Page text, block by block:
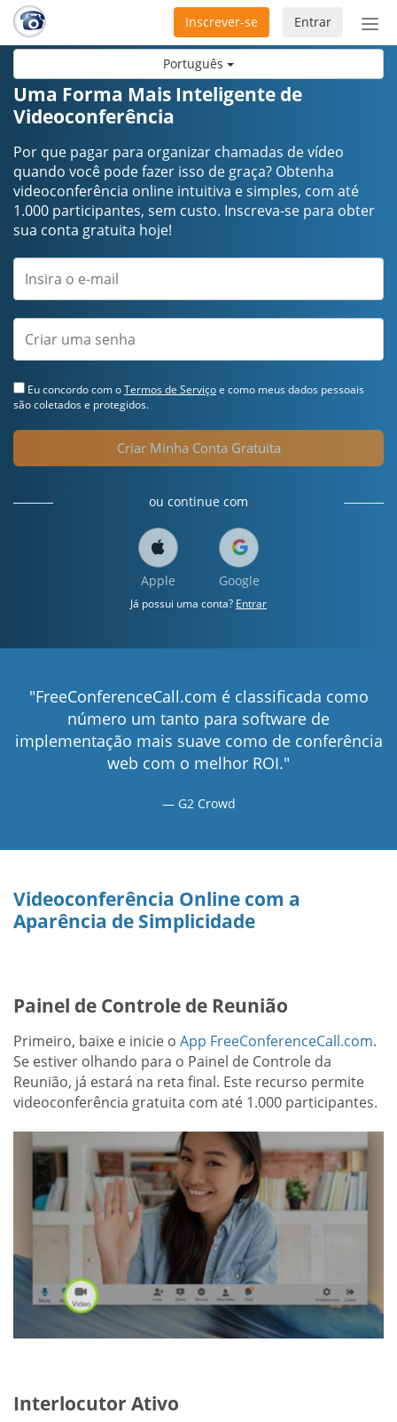
Português
Entrar
Inscrever-se
Uma Forma Mais Inteligente de
Videoconferência
Por que pagar para organizar chamadas de vídeo
quando você pode fazer isso de graça? Obtenha
videoconferência online intuitiva e simples, com até
1.000 participantes, sem custo. Inscreva-se para obter
sua conta gratuita hoje!
Eu concordo com oTermos de Serviçoe como meus dados pessoais
são coletados e protegidos.
Criar Minha Conta Gratuita
ou continue com
Apple Google
Já possui uma conta? Entrar
"FreeConferenceCall.com é classificada como
número um tanto para software de
implementação mais suave como de conferência
web com o melhor ROI."
G2 Crowd
Videoconferência Online com a
Aparência de Simplicidade
Painel de Controle de Reunião
Primeiro, baixe e inicie o App FreeConferenceCall.com.
Se estiver olhando para o Painel de Controle da
Reunião, já estará na reta final. Este recurso permite
videoconferência gratuita com até 1.000 participantes.
Interlocutor Ativo